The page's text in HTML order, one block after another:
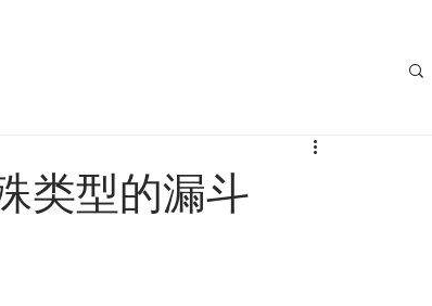
类型的漏斗